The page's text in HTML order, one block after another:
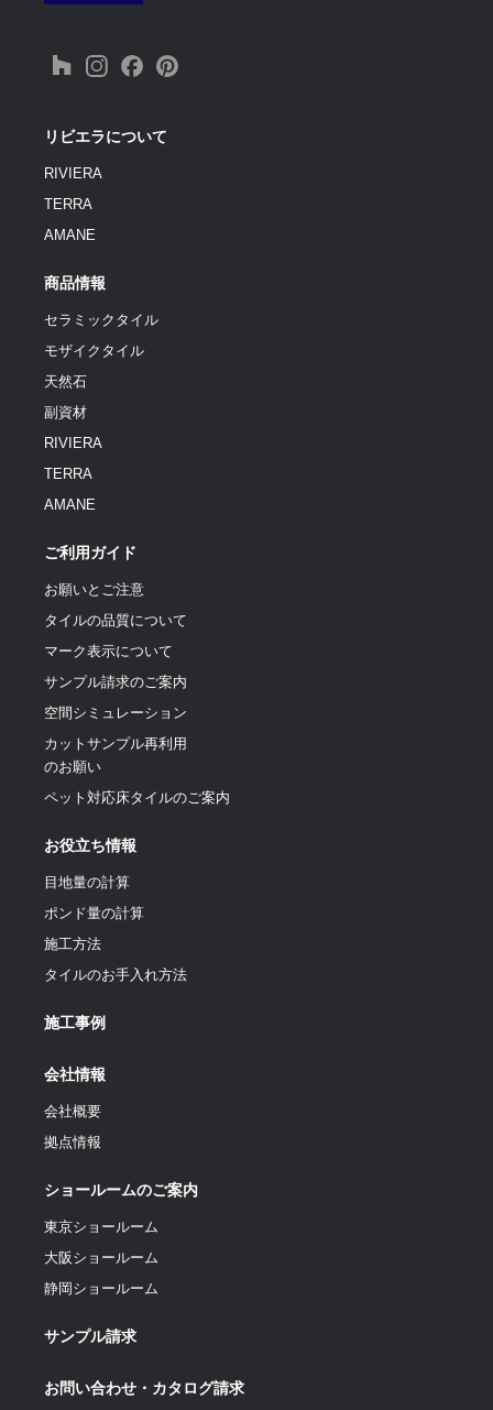
リビエラについて
RIVIERA
TERRA
AMANE
商品情報
セラミックタイル
モザイクタイル
天然石
副資材
RIVIERA
TERRA
AMANE
ご利用ガイド
お願いとご注意
タイルの品質について
マーク表示について
サンプル請求のご案内
空間シミュレーション
カットサンプル再利用
のお願い
ペット対応床タイルのご案内
お役立ち情報
目地量の計算
ポンド量の計算
施工方法
タイルのお手入れ方法
施工事例
会社情報
会社概要
拠点情報
ショールームのご案内
東京ショールーム
大阪ショールーム
静岡ショールーム
サンプル請求
お問い合わせ・カタログ請求